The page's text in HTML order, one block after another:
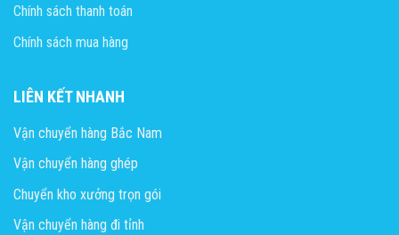
Chính sách thanh toán
Chính sách mua hàng
LIÊN KẾT NHANH
Vận chuyển hàng Bắc Nam
Vận chuyển hàng ghép
Chuyển kho xưởng trọn gói
Vận chuyển hàng đi tỉnh